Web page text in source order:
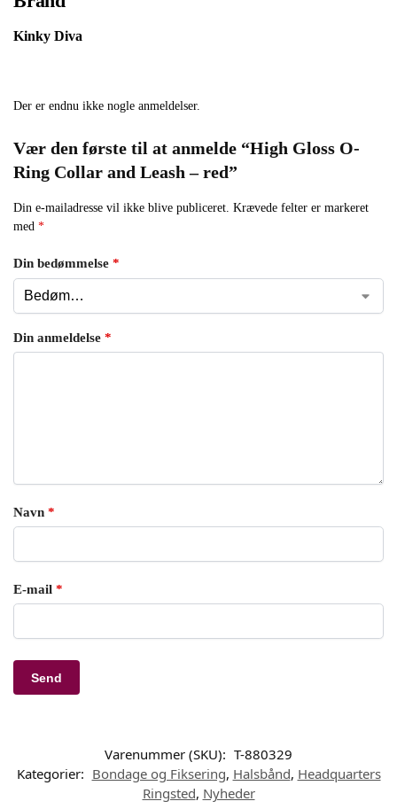
Kinky Diva
Der er endnu ikke nogle anmeldelser.
Vær den første til at anmelde “High Gloss O-
Ring Collar and Leash – red”
Din e-mailadresse vil ikke blive publiceret. Krævede felter er markeret
med *
Din bedømmelse *
Din anmeldelse *
Navn *
E-mail *
Varenummer (SKU): T-880329
Kategorier: Bondage og Fiksering, Halsbånd, Headquarters
Ringsted, Nyheder